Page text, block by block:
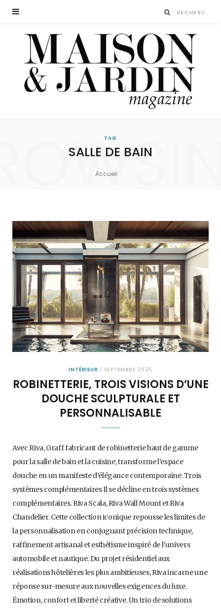
TAG
SALLE DE BAIN
Accueil
INTÉRIEUR 1 SEPTEMBRE 2025
ROBINETTERIE, TROIS VISIONS D’UNE
DOUCHE SCULPTURALE ET
PERSONNALISABLE
Avec Riva, Graff fabricant de robinetterie haut de gamme
pour la salle de bain et la cuisine, transforme l’espace
douche en un manifeste d’élégance contemporaine. Trois
systèmes complémentaires Il se décline en trois systèmes
complémentaires. Riva Scala, Riva Wall Mount et Riva
Chandelier. Cette collection iconique repousse les limites de
la personnalisation en conjuguant précision technique,
raffinement artisanal et esthétisme inspiré de l’univers
automobile et nautique. Du projet résidentiel aux
réalisations hôtelières les plus ambitieuses, Riva incarne une
réponse sur-mesure aux nouvelles exigences du luxe.
Émotion, confort et liberté créative. Un trio de solutions